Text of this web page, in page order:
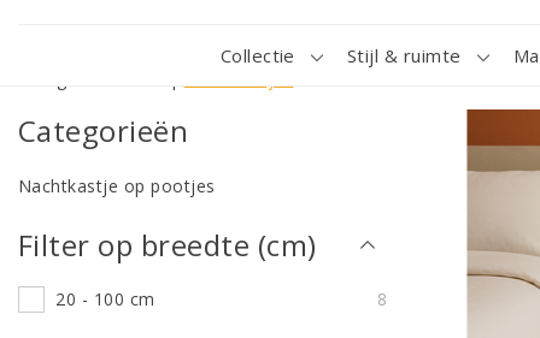
Collectie Stijl & ruimte
Categorieën
Nachtkastje op pootjes
Filter op breedte (cm)
20 - 100 cm 8